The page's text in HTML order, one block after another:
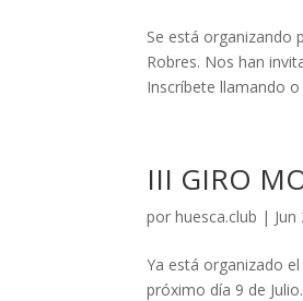
Se está organizando
Robres. Nos han
Inscríbete llamando o
III GIRO
porhuesca.club |
Ya está organizado
próximo día 9 de